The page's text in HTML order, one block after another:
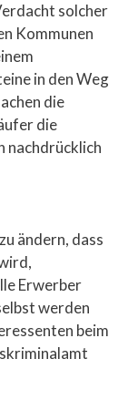
solcher
Kommunen
in den Weg
die
die
nachdrücklich
ändern, dass
Erwerber
werden
beim